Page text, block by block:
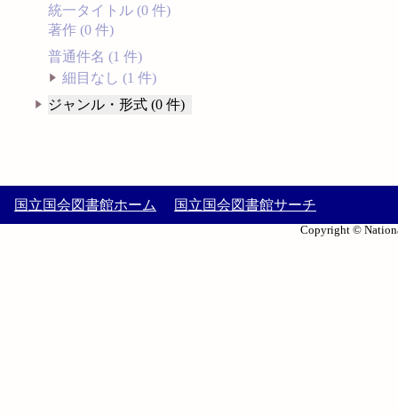
統一タイトル (0 件)
著作 (0 件)
普通件名 (1 件)
細目なし (1 件)
ジャンル・形式 (0 件)
国立国会図書館ホーム 国立国会図書館サーチ
Copyright ©